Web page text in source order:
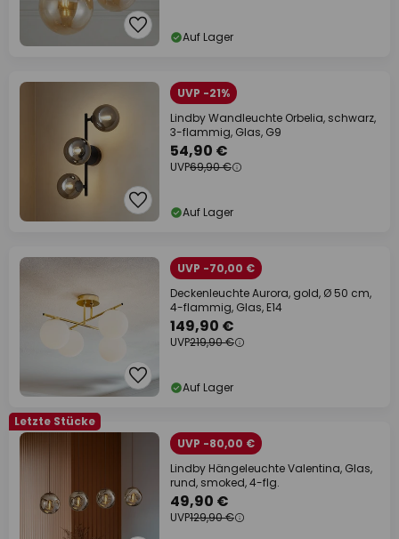
Auf Lager
UVP -21%
Lindby Wandleuchte Orbelia, schwarz,
3-flammig, Glas, G9
54,90 €
UVP69,90 €
Auf Lager
UVP -70,00 €
Deckenleuchte Aurora, gold, Ø 50 cm,
4-flammig, Glas, E14
149,90 €
UVP219,90 €
Auf Lager
Letzte Stücke
UVP -80,00 €
Lindby Hängeleuchte Valentina, Glas,
rund, smoked, 4-flg.
49,90 €
UVP129,90 €